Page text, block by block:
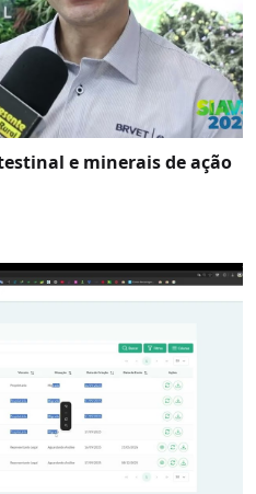
e minerais de ação